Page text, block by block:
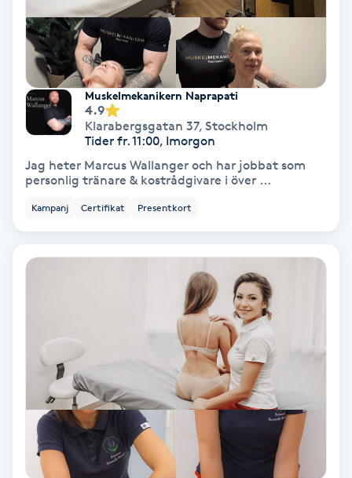
Thaimassage
Toning
Torr hårbotten
Torrborstning
Triggerpunktsmassage
Vaccination
Vampyrbehandling
Muskelmekanikern Naprapati
4.9
Klarabergsgatan 37, Stockholm
Tider fr. 11:00, Imorgon
Jag heter Marcus Wallanger och har jobbat som
personlig tränare & kostrådgivare i över ...
Kampanj Certifikat Presentkort